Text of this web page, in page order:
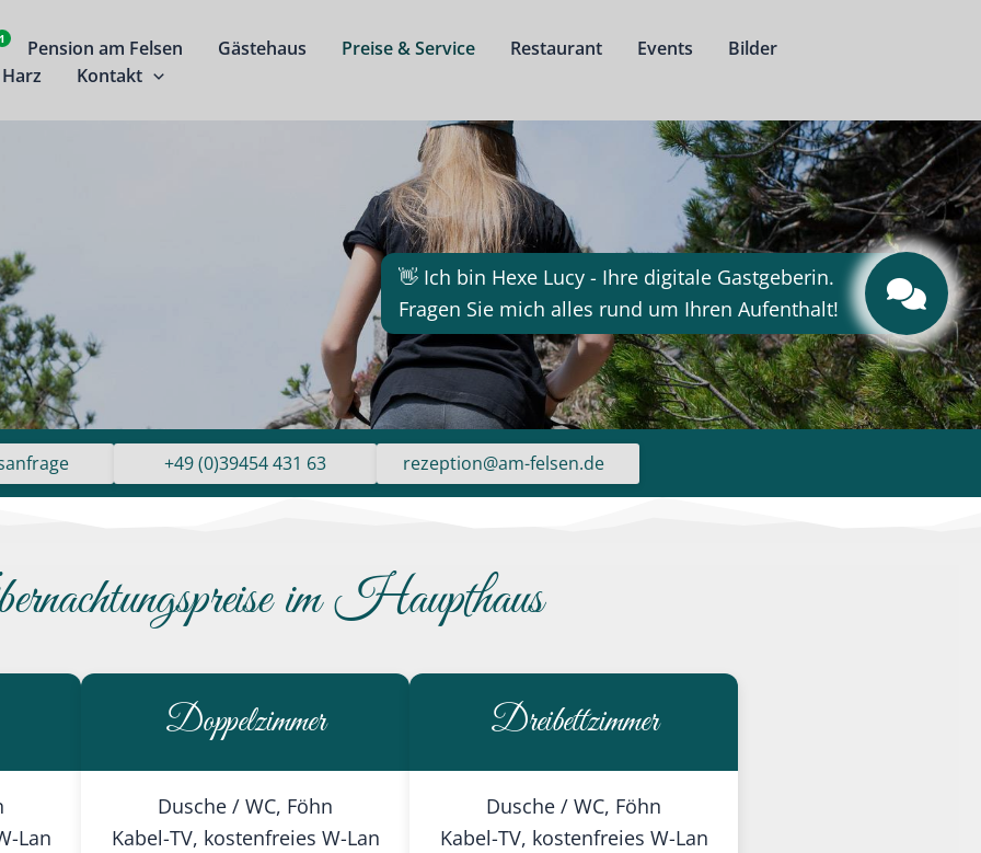
1 Pension am Felsen Gästehaus Preise & Service Restaurant Events
Bilder
Kontakt
+49 (0)39454 431 63 rezeption@am-felsen.de
im Haupthaus
Lan
Doppelzimmer
Dusche / WC, Föhn
Kabel-TV, kostenfreies W-Lan
Dreibettzimmer
Dusche / WC, Föhn
Kabel-TV, kostenfreies W-Lan
👋 Ich bin Hexe Lucy - Ihre digitale Gastgeberin.
Fragen Sie mich alles rund um Ihren Aufenthalt!